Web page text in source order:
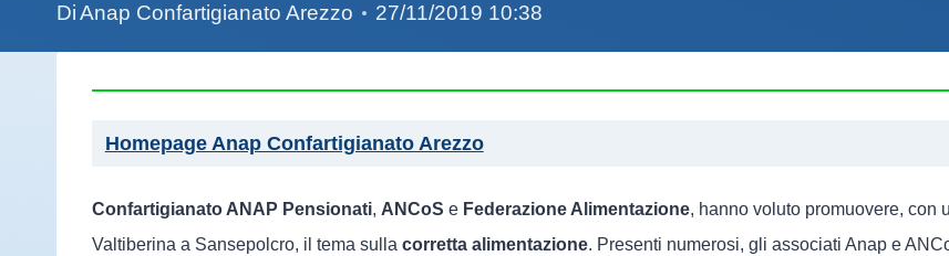
DiAnap Confartigianato Arezzo 27/11/2019 10:38
Homepage Anap Confartigianato Arezzo
Confartigianato ANAP Pensionati, ANCoS e Federazione Alimentazione, hanno voluto promuovere, con
Valtiberina a Sansepolcro, il tema sulla corretta alimentazione. Presenti numerosi, gli associati Anap e